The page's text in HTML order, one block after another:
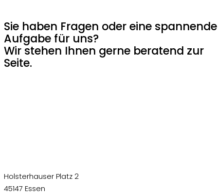
Sie haben Fragen oder eine spannende
Aufgabe für uns?
Wir stehen Ihnen gerne beratend zur
Seite.
Holsterhauser Platz 2
45147 Essen